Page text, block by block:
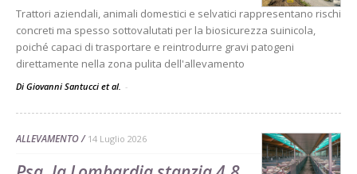
Trattori aziendali, animali domestici e selvatici rappresentano rischi
concreti ma spesso sottovalutati per la biosicurezza suinicola,
poiché capaci di trasportare e reintrodurre gravi patogeni
direttamente nella zona pulita dell'allevamento
Di Giovanni Santucci et al. -
ALLEVAMENTO 14 Luglio 2026